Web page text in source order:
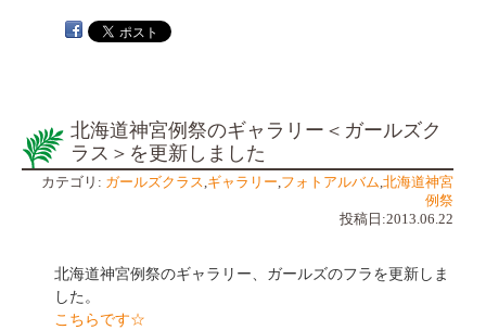
北海道神宮例祭のギャラリー＜ガールズク
ラス＞を更新しました
カテゴリ: ガールズクラス,ギャラリー,フォトアルバム,北海道神宮
例祭
投稿日:2013.06.22
北海道神宮例祭のギャラリー、ガールズのフラを更新しま
した。
こちらです☆